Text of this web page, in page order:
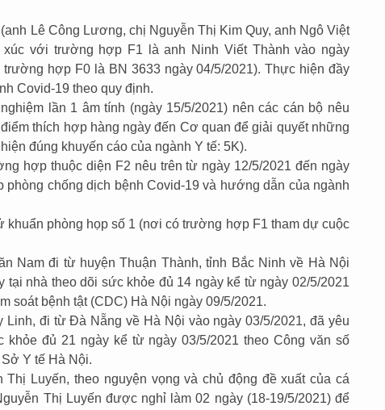
Lê Công Lương, chị Nguyễn Thị Kim Quy, anh Ngô Việt
xúc với trường hợp F1 là anh Ninh Viết Thành vào ngày
hợp F0 là BN 3633 ngày 04/5/2021). Thực hiện đầy
Covid-19 theo quy định.
lần 1 âm tính (ngày 15/5/2021) nên các cán bộ nêu
thích hợp hàng ngày đến Cơ quan để giải quyết những
đúng khuyến cáo của ngành Y tế: 5K).
hợp thuộc diện F2 nêu trên từ ngày 12/5/2021 đến ngày
phòng chống dịch bệnh Covid-19 và hướng dẫn của ngành
khuẩn phòng họp số 1 (nơi có trường hợp F1 tham dự cuộc
Nam đi từ huyện Thuận Thành, tỉnh Bắc Ninh về Hà Nội
tại nhà theo dõi sức khỏe đủ 14 ngày kể từ ngày 02/5/2021
soát bệnh tật (CDC) Hà Nội ngày 09/5/2021.
đi từ Đà Nẵng về Hà Nội vào ngày 03/5/2021, đã yêu
đủ 21 ngày kể từ ngày 03/5/2021 theo Công văn số
Y tế Hà Nội.
Luyến, theo nguyện vọng và chủ động đề xuất của cá
Thị Luyến được nghỉ làm 02 ngày (18-19/5/2021) để